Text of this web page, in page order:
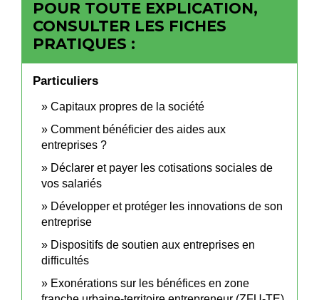
POUR TOUTE EXPLICATION,
CONSULTER LES FICHES
PRATIQUES :
Particuliers
Capitaux propres de la société
Comment bénéficier des aides aux
entreprises ?
Déclarer et payer les cotisations sociales de
vos salariés
Développer et protéger les innovations de son
entreprise
Dispositifs de soutien aux entreprises en
difficultés
Exonérations sur les bénéfices en zone